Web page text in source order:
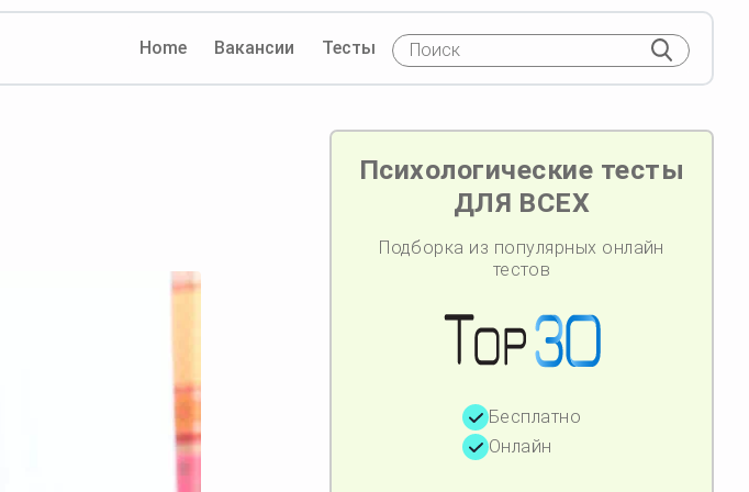
Home Вакансии Тесты
Психологические тесты
ДЛЯ ВСЕХ
Подборка из популярных онлайн
тестов
Бесплатно
Онлайн